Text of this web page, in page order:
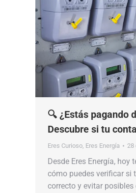
🔍 ¿Estás pagando
Descubre si tu
Eres Curioso, Eres Energía 28
Desde Eres Energía, hoy
cómo puedes verificar si
correcto y evitar posibles